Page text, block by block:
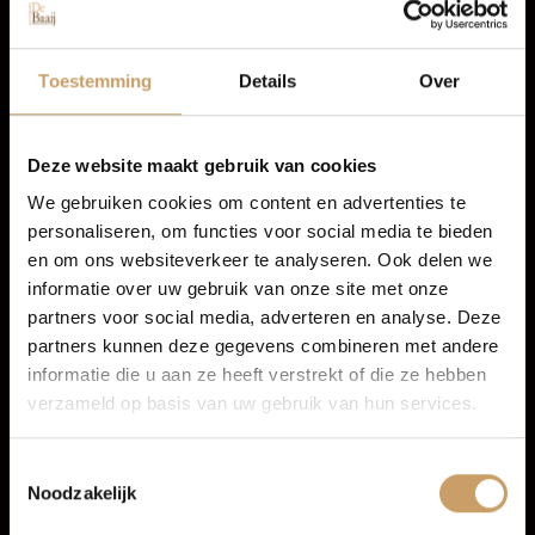
Toestemming Details Over
Deze website maakt gebruik van cookies
We gebruiken cookies om content en advertenties te
personaliseren, om functies voor social media te bieden
en om ons websiteverkeer te analyseren. Ook delen we
informatie over uw gebruik van onze site met onze
partners voor social media, adverteren en analyse. Deze
partners kunnen deze gegevens combineren met andere
informatie die u aan ze heeft verstrekt of die ze hebben
verzameld op basis van uw gebruik van hun services.
Noodzakelijk
Peugeot 308
2022
Benzine
78.400 km
Handgeschakeld
€ 16.450
Autolease
Financiering
Autoverzekeringen
Verkoop
Auto onderhoud
Over Autobedrijf De Baaij